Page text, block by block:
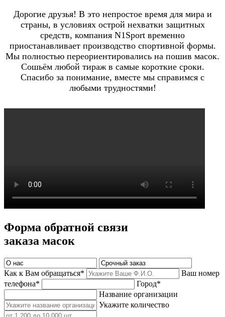
Дорогие друзья! В это непростое время для мира и
страны, в условиях острой нехватки защитных
средств, компания N1Sport временно
приостанавливает производство спортивной формы.
Мы полностью переориентировались на пошив масок.
Сошьём любой тираж в самые короткие сроки.
Спасибо за понимание, вместе мы справимся с
любыми трудностями!
Форма обратной связи
заказа масок
Как к Вам обращаться*
Ваш номер
телефона*
Город*
Название организации
Укажите количество